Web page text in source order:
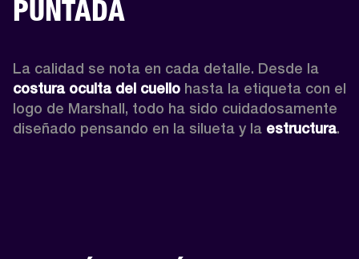
PUNTADA
costura oculta del cuello hasta la etiqueta con el
logo de Marshall, todo ha sido cuidadosamente
diseñado pensando en la silueta y la estructura.